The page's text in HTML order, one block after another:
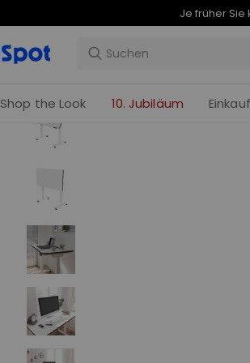
Shop the Look 10. Jubiläum
Höhenverstellbare Schreibtische /